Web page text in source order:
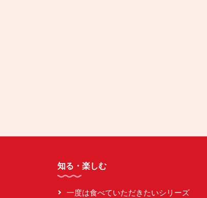
知る・楽しむ
一度は食べていただきたいシリーズ